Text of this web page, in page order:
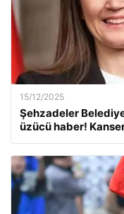
15/12/2025
Şehzadeler
üzücü haber!